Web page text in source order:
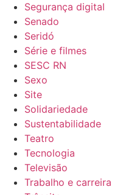
Segurança digital
Senado
Seridó
Série e filmes
SESC RN
Sexo
Site
Solidariedade
Sustentabilidade
Teatro
Tecnologia
Televisão
Trabalho e carreira